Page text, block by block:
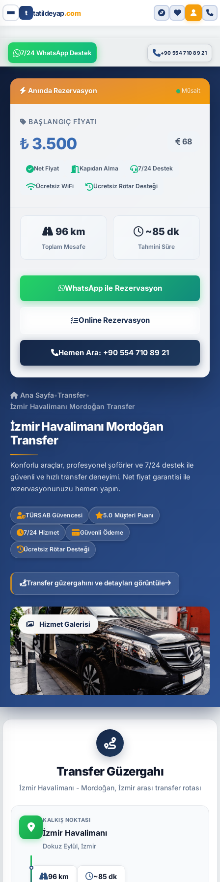
t tatildeyap.com
7/24 WhatsApp Destek +90 554 710 89 21
Ana Sayfa•Transfer•
İzmir Havalimanı Mordoğan Transfer
İzmir Havalimanı Mordoğan
Transfer
Konforlu araçlar, profesyonel şoförler ve 7/24 destek ile
güvenli ve hızlı transfer deneyimi. Net fiyat garantisi ile
rezervasyonunuzu hemen yapın.
TÜRSAB Güvencesi 5.0 Müşteri Puanı
7/24 Hizmet Güvenli Ödeme
Ücretsiz Rötar Desteği
Transfer güzergahını ve detayları görüntüle
Hizmet Galerisi
Anında Rezervasyon Müsait
BAŞLANGIÇ FIYATI
₺ 3.500 68
Net Fiyat Kapıdan Alma 7/24 Destek
Ücretsiz WiFi Ücretsiz Rötar Desteği
96 km
Toplam Mesafe
~85 dk
Tahmini Süre
WhatsApp ile Rezervasyon
Online Rezervasyon
Hemen Ara: +90 554 710 89 21
Transfer Güzergahı
İzmir Havalimanı - Mordoğan, İzmir arası transfer rotası
KALKIŞ NOKTASI
İzmir Havalimanı
Dokuz Eylül, İzmir
96 km ~85 dk